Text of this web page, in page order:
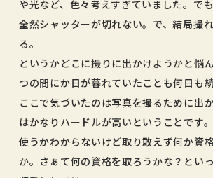
や光など、色々考えすぎていました。でも
全然シャッターが切れない。で、結局撮
る。
というかどこに撮りに出かけようかと悩
つの間にか日が暮れていたことも何日も続
ここで気づいたのは写真を撮るために出
はかなりハードルが高いということです
使うかわからないけど取り敢えず何か資
か。さぁて何の資格を取ろうかな？といっ